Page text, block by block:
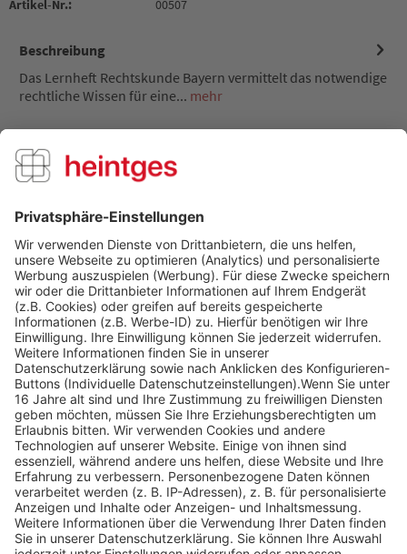
Artikel-Nr.: 00507
Beschreibung
Das Lernheft Rechtskunde Bayern vermittelt das notwendige
rechtliche Wissen für eine... mehr
Kunden haben sich ebenfalls angesehen
Über uns
Service Hotline
Shop Service
Informationen
Folge uns
Versandpartner